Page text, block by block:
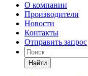
О компании
Производители
Новости
Контакты
Отправить запрос
Найти